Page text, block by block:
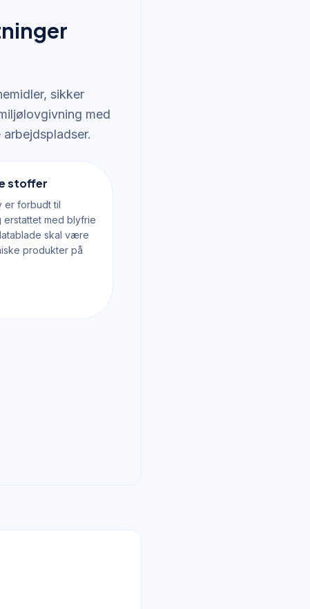
sikker
med
stoffer
er forbudt til
med blyfrie
skal være
produkter på